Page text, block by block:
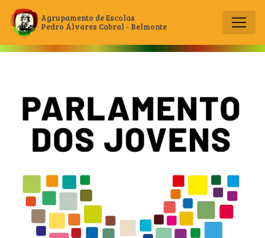
Main Navigation
Agrupamento de Escolas
Pedro Álvares Cabral - Belmonte